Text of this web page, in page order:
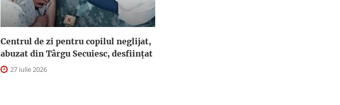
Centrul de zi pentru copilul neglijat,
abuzat din Târgu Secuiesc, desfiinţat
27 iulie 2026